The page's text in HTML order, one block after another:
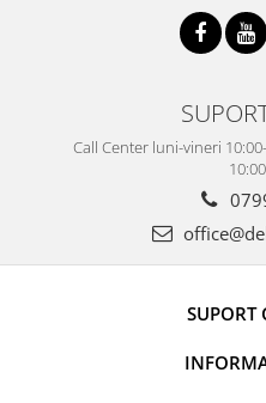
Call Center luni-vineri
SUPORT